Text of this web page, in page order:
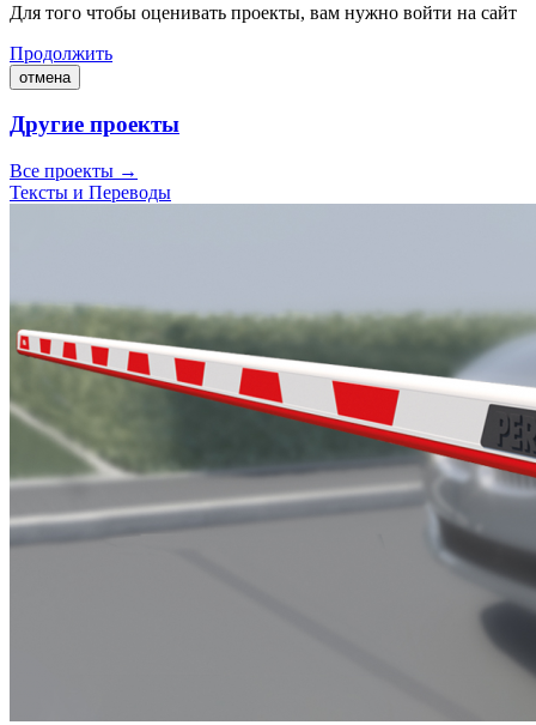
Для того чтобы оценивать проекты, вам нужно войти на сайт
Продолжить
отмена
Другие проекты
Все проекты →
Тексты и Переводы